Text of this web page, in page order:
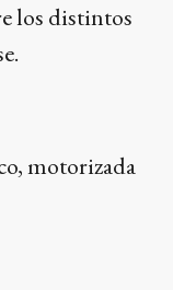
los distintos
motorizada